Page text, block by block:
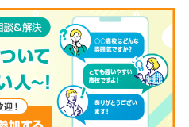
言うと、通信制高校に行
」では決してありませ
ースで学べる、専門的な
といった、多くのメリッ
、通信制高校に行くこと
、通うメリット・デメリ